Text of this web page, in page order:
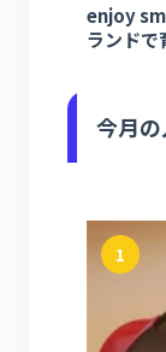
enjoy
ランドで
今月
1